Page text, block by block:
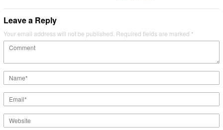
Leave a Reply
Your email address will not be published. Required fields are marked *